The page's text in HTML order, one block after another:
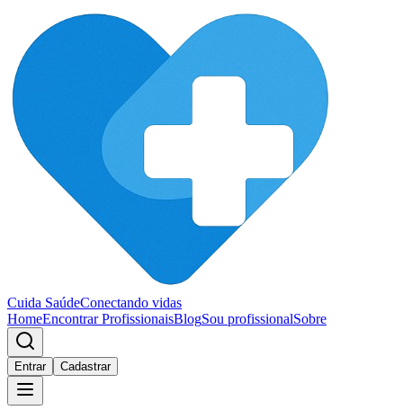
Cuida SaúdeConectando vidas
HomeEncontrar ProfissionaisBlogSou profissionalSobre
Entrar Cadastrar